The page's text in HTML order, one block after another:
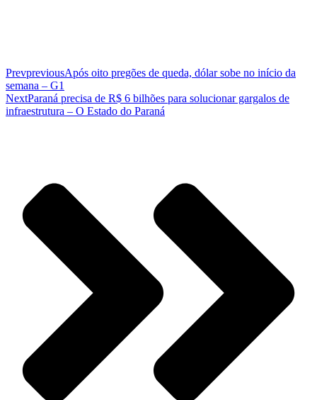
PrevpreviousApós oito pregões de queda, dólar sobe no início da
semana – G1
NextParaná precisa de R$ 6 bilhões para solucionar gargalos de
infraestrutura – O Estado do Paraná